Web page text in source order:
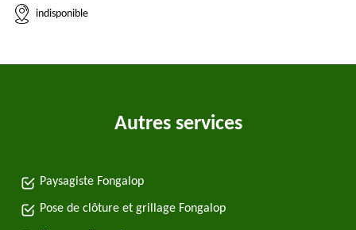
indisponible
Autres services
Paysagiste Fongalop
Pose de clôture et grillage Fongalop